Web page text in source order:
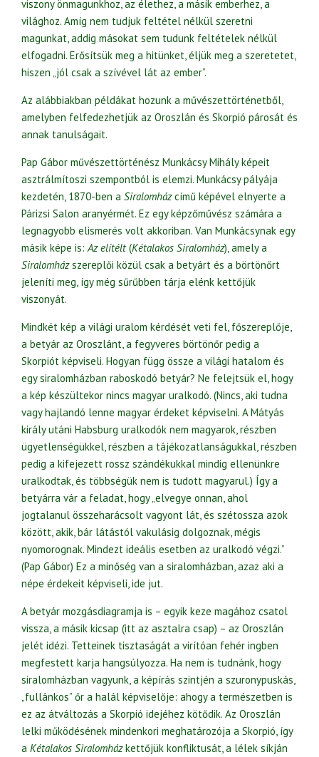
viszony önmagunkhoz, az élethez, a másik emberhez, a
világhoz. Amíg nem tudjuk feltétel nélkül szeretni
magunkat, addig másokat sem tudunk feltételek nélkül
elfogadni. Erősítsük meg a hitünket, éljük meg a szeretetet,
hiszen „jól csak a szívével lát az ember”.
Az alábbiakban példákat hozunk a művészettörténetből,
amelyben felfedezhetjük az Oroszlán és Skorpió párosát és
annak tanulságait.
Pap Gábor művészettörténész Munkácsy Mihály képeit
asztrálmítoszi szempontból is elemzi. Munkácsy pályája
kezdetén, 1870-ben a Siralomházcímű képével elnyerte a
Párizsi Salon aranyérmét. Ez egy képzőművész számára a
legnagyobb elismerés volt akkoriban. Van Munkácsynak egy
másik képe is:Az elítélt(Kétalakos Siralomház), amely a
Siralomházszereplői közül csak a betyárt és a börtönőrt
jeleníti meg, így még sűrűbben tárja elénk kettőjük
viszonyát.
Mindkét kép a világi uralom kérdését veti fel, főszereplője,
a betyár az Oroszlánt, a fegyveres börtönőr pedig a
Skorpiót képviseli. Hogyan függ össze a világi hatalom és
egy siralomházban raboskodó betyár? Ne felejtsük el, hogy
a kép készültekor nincs magyar uralkodó. (Nincs, aki tudna
vagy hajlandó lenne magyar érdeket képviselni. A Mátyás
király utáni Habsburg uralkodók nem magyarok, részben
ügyetlenségükkel, részben a tájékozatlanságukkal, részben
pedig a kifejezett rossz szándékukkal mindig ellenünkre
uralkodtak, és többségük nem is tudott magyarul.) Így a
betyárra vár a feladat, hogy „elvegye onnan, ahol
jogtalanul összeharácsolt vagyont lát, és szétossza azok
között, akik, bár látástól vakulásig dolgoznak, mégis
nyomorognak. Mindezt ideális esetben az uralkodó végzi.”
(Pap Gábor) Ez a minőség van a siralomházban, azaz aki a
népe érdekeit képviseli, ide jut.
A betyár mozgásdiagramja is – egyik keze magához csatol
vissza, a másik kicsap (itt az asztalra csap) – az Oroszlán
jelét idézi. Tetteinek tisztaságát a virítóan fehér ingben
megfestett karja hangsúlyozza. Ha nem is tudnánk, hogy
siralomházban vagyunk, a képírás szintjén a szuronypuskás,
„fullánkos” őr a halál képviselője: ahogy a természetben is
ez az átváltozás a Skorpió idejéhez kötődik. Az Oroszlán
lelki működésének mindenkori meghatározója a Skorpió, így
a Kétalakos Siralomházkettőjük konfliktusát, a lélek síkján